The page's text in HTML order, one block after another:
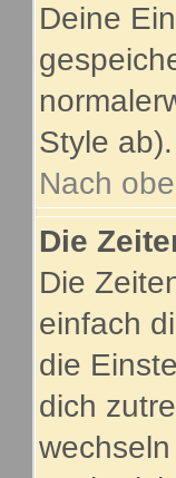
Deine
Style
Nach
Die
Die
einfach
die
dich